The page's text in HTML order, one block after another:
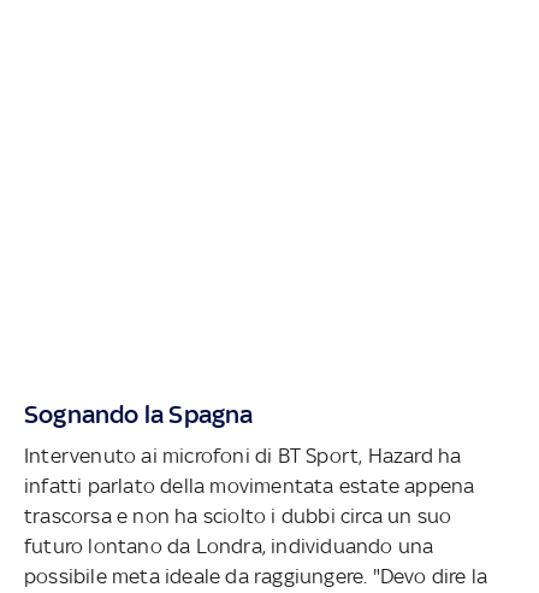
Sognando la Spagna
Intervenuto ai microfoni di BT Sport, Hazard ha
infatti parlato della movimentata estate appena
trascorsa e non ha sciolto i dubbi circa un suo
futuro lontano da Londra, individuando una
possibile meta ideale da raggiungere. "Devo dire la